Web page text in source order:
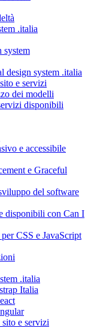
.italia
system
design system .italia
e servizi
dei modelli
disponibili
e accessibile
e Graceful
del software
disponibili con Can I
CSS e JavaScript
.italia
Italia
e servizi